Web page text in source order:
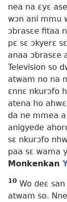
nea na ɛyɛ
wɔn ani mmu
ɔbrasɛe fitaa
pɛ sɛ ɔkyerɛ
anaa ɔbrasɛe
Television so
atwam no na
ɛnnɛ nkurɔfo
atena ho
da ne mmea
anigyede
sɛ nkurɔfo
paa sɛ wama
Monkenkan
10 Wo deɛ
atwam so.